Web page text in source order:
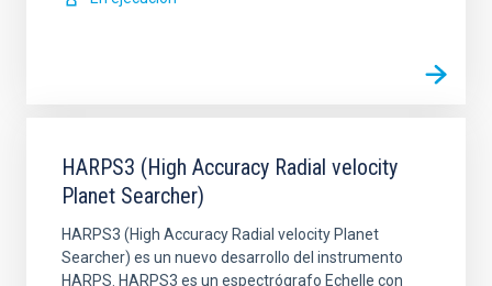
HARPS3 (High Accuracy Radial velocity
Planet Searcher)
HARPS3 (High Accuracy Radial velocity Planet
Searcher) es un nuevo desarrollo del instrumento
HARPS. HARPS3 es un espectrógrafo Echelle con